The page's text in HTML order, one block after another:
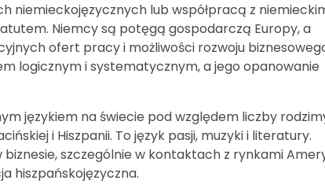
niemieckojęzycznych lub współpracą z
Niemcy są potęgą gospodarczą Europy, a
ofert pracy i możliwości rozwoju
logicznym i systematycznym, a jego opanowanie
językiem na świecie pod względem liczby
i Hiszpanii. To język pasji, muzyki i literatury.
szczególnie w kontaktach z rynkami
hiszpańskojęzyczna.